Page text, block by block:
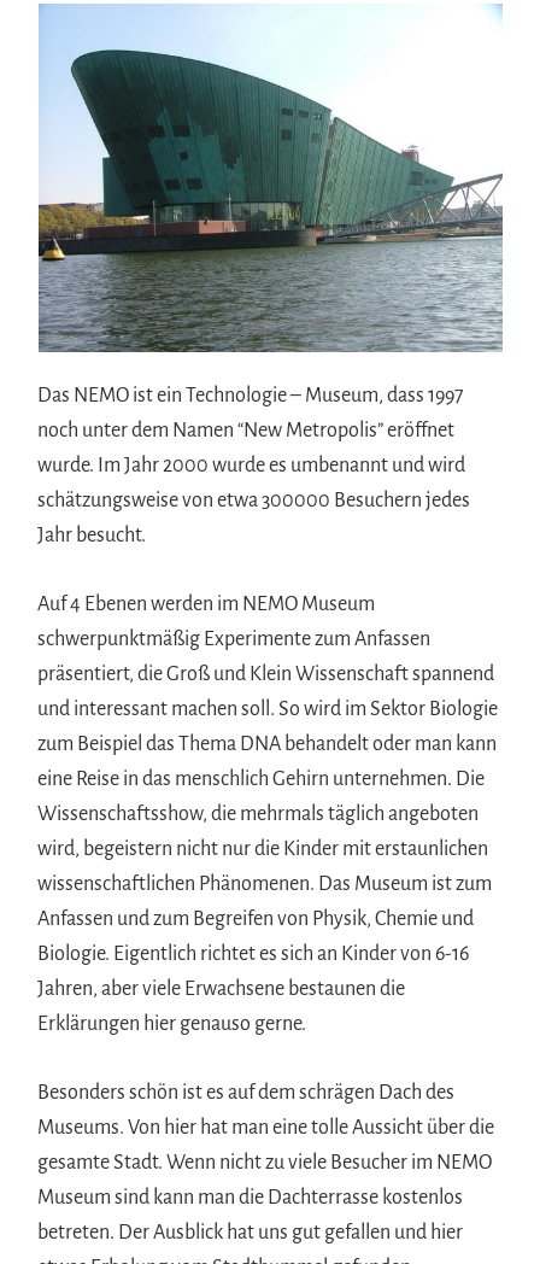
Das NEMO ist ein Technologie – Museum, dass 1997
noch unter dem Namen “New Metropolis” eröffnet
wurde. Im Jahr 2000 wurde es umbenannt und wird
schätzungsweise von etwa 300000 Besuchern jedes
Jahr besucht.
Auf 4 Ebenen werden im NEMO Museum
schwerpunktmäßig Experimente zum Anfassen
präsentiert, die Groß und Klein Wissenschaft spannend
und interessant machen soll. So wird im Sektor Biologie
zum Beispiel das Thema DNA behandelt oder man kann
eine Reise in das menschlich Gehirn unternehmen. Die
Wissenschaftsshow, die mehrmals täglich angeboten
wird, begeistern nicht nur die Kinder mit erstaunlichen
wissenschaftlichen Phänomenen. Das Museum ist zum
Anfassen und zum Begreifen von Physik, Chemie und
Biologie. Eigentlich richtet es sich an Kinder von 6-16
Jahren, aber viele Erwachsene bestaunen die
Erklärungen hier genauso gerne.
Besonders schön ist es auf dem schrägen Dach des
Museums. Von hier hat man eine tolle Aussicht über die
gesamte Stadt. Wenn nicht zu viele Besucher im NEMO
Museum sind kann man die Dachterrasse kostenlos
betreten. Der Ausblick hat uns gut gefallen und hier